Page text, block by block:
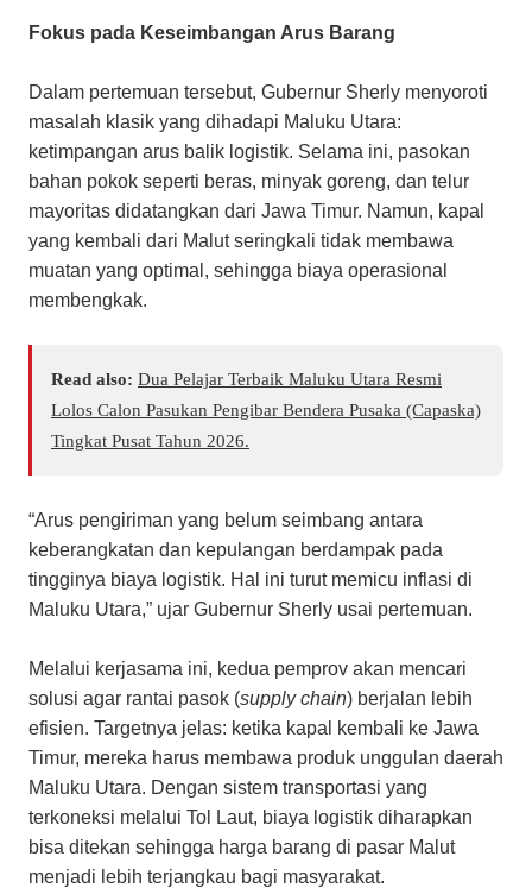
Fokus pada Keseimbangan Arus Barang
Dalam pertemuan tersebut, Gubernur Sherly menyoroti
masalah klasik yang dihadapi Maluku Utara:
ketimpangan arus balik logistik. Selama ini, pasokan
bahan pokok seperti beras, minyak goreng, dan telur
mayoritas didatangkan dari Jawa Timur. Namun, kapal
yang kembali dari Malut seringkali tidak membawa
muatan yang optimal, sehingga biaya operasional
membengkak.
Read also: Dua Pelajar Terbaik Maluku Utara Resmi
Lolos Calon Pasukan Pengibar Bendera Pusaka (Capaska)
Tingkat Pusat Tahun 2026.
​“Arus pengiriman yang belum seimbang antara
keberangkatan dan kepulangan berdampak pada
tingginya biaya logistik. Hal ini turut memicu inflasi di
Maluku Utara,” ujar Gubernur Sherly usai pertemuan.
​Melalui kerjasama ini, kedua pemprov akan mencari
solusi agar rantai pasok (supply chain) berjalan lebih
efisien. Targetnya jelas: ketika kapal kembali ke Jawa
Timur, mereka harus membawa produk unggulan daerah
Maluku Utara. Dengan sistem transportasi yang
terkoneksi melalui Tol Laut, biaya logistik diharapkan
bisa ditekan sehingga harga barang di pasar Malut
menjadi lebih terjangkau bagi masyarakat.